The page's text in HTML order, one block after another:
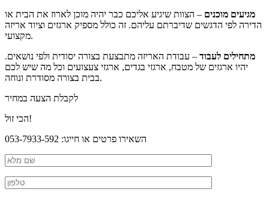
מגיעים מוכנים – הצוות שיגיע אליכם כבר יהיה מוכן לארוז את הבית או
הדירה לפי הדגשים שדיברתם עליהם. זה כולל מספיק ארגזים וציוד אריזה
מקצועי.
מתחילים לעבוד – עבודת האריזה מתבצעת בצורה יסודית ולפי נושאים.
יהיו ארגזים של מטבח, ארגזי בגדים, ארגזי צעצועים וכל מה שיש לכם
בבית בצורה מסודרת ונוחה.
לקבלת הצעה במחיר
הכי זול!
השאירו פרטים או חייגו: 053-7933-592